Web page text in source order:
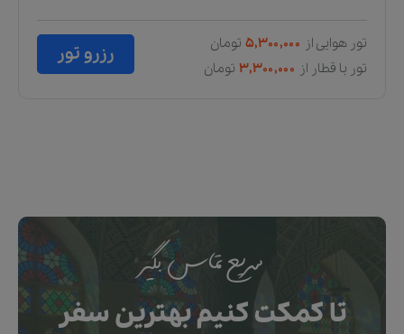
رزرو تور تور هوایی از ۵,۳۰۰,۰۰۰ تومان
تور با قطار از ۳,۳۰۰,۰۰۰ تومان
سریع تماس بگیر
تا کمکت کنیم بهترین سفر